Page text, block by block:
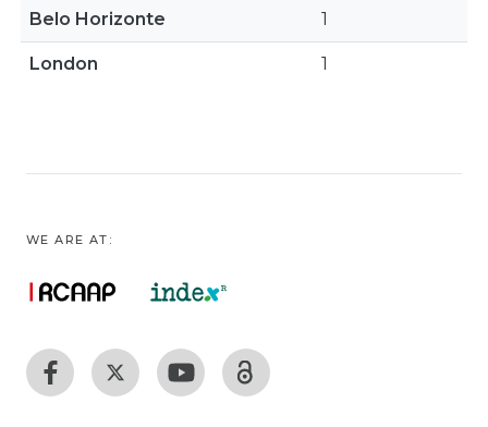
Belo Horizonte 1
London 1
WE ARE AT: